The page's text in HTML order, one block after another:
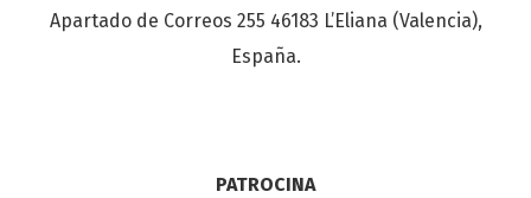
Apartado de Correos 255 46183 L’Eliana (Valencia),
España.
PATROCINA